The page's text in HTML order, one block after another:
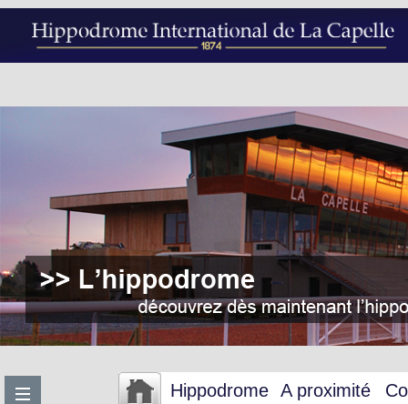
Hippodrome A proximité